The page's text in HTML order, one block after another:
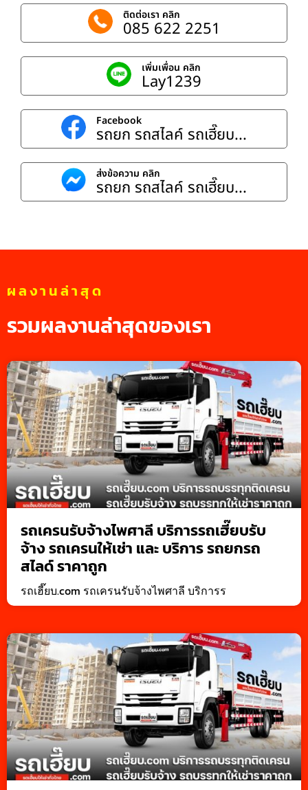
ติดต่อเรา คลิก
085 622 2251
เพิ่มเพื่อน คลิก
Lay1239
Facebook
รถยก รถสไลค์ รถเฮี๊ยบ...
ส่งข้อความ คลิก
รถยก รถสไลค์ รถเฮี๊ยบ...
ผลงานล่าสุด
รวมผลงานล่าสุดของเรา
รถเครนรับจ้างไพศาลี บริการรถเฮี๊ยบรับ
จ้าง รถเครนให้เช่า และ บริการ รถยกรถ
สไลด์ ราคาถูก
รถเฮี๊ยบ.com รถเครนรับจ้างไพศาลี บริการร